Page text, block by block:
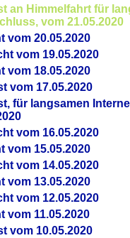
an Himmelfahrt für
vom 21.05.2020
vom 20.05.2020
vom 19.05.2020
vom 18.05.2020
vom 17.05.2020
für langsamen
vom 16.05.2020
vom 15.05.2020
vom 14.05.2020
vom 13.05.2020
vom 12.05.2020
vom 11.05.2020
vom 10.05.2020